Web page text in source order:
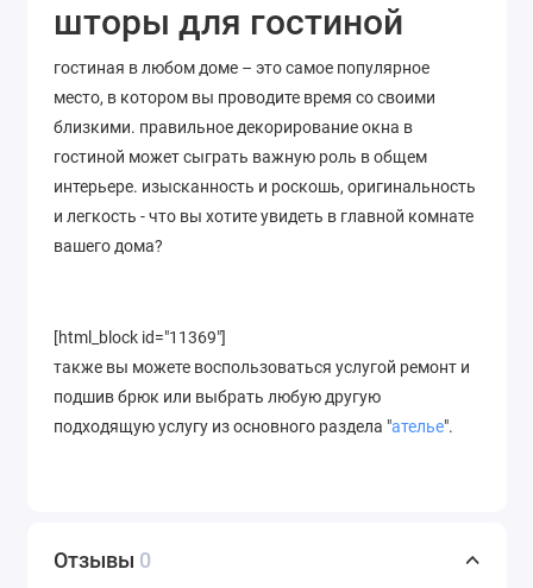
шторы для гостиной
гостиная в любом доме – это самое популярное
место, в котором вы проводите время со своими
близкими. правильное декорирование окна в
гостиной может сыграть важную роль в общем
интерьере. изысканность и роскошь, оригинальность
и легкость - что вы хотите увидеть в главной комнате
вашего дома?
[html_block id="11369"]
также вы можете воспользоваться услугой ремонт и
подшив брюк или выбрать любую другую
подходящую услугу из основного раздела "ателье".
Отзывы 0